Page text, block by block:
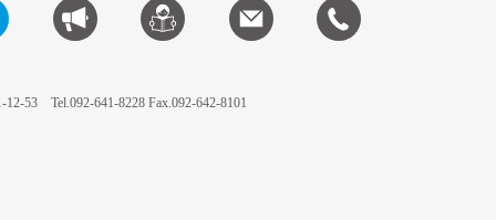
12-53 Tel.092-641-8228 Fax.092-642-8101